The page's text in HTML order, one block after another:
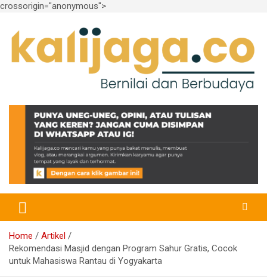
crossorigin="anonymous">
content
kalijaga.co
Home
Artikel
Rekomendasi Masjid dengan Program Sahur Gratis, Cocok
untuk Mahasiswa Rantau di Yogyakarta